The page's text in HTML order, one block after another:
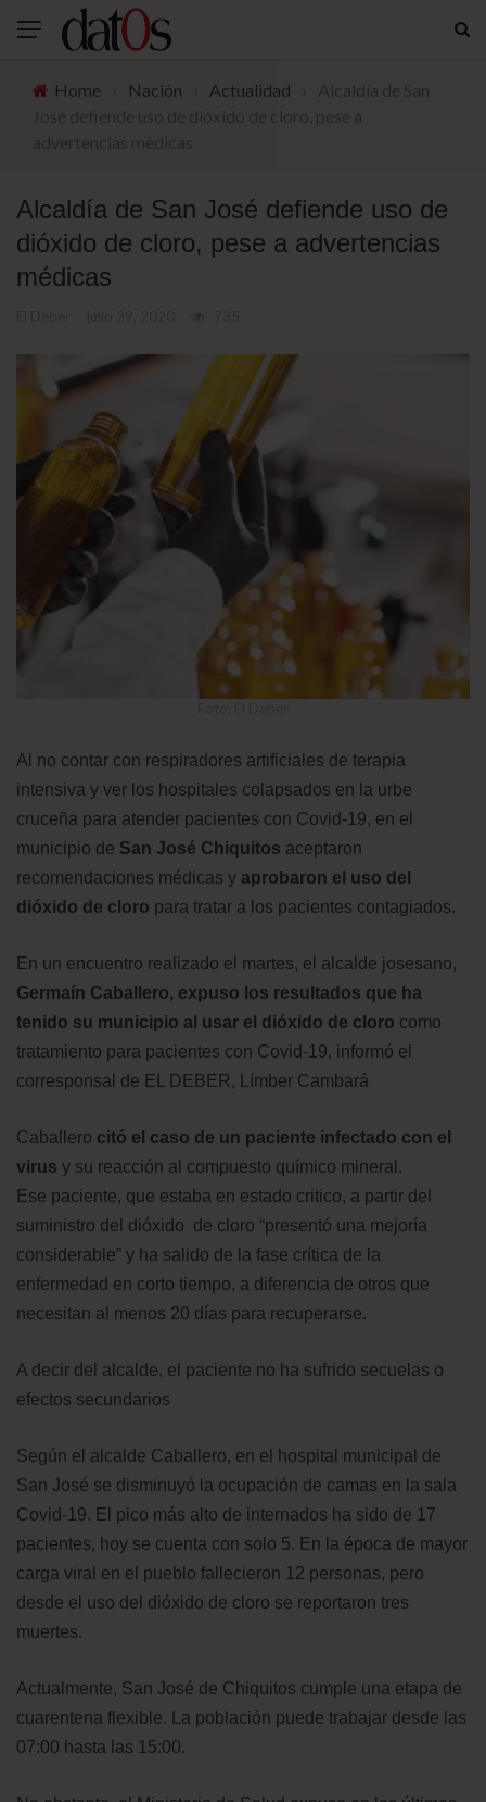
Home Nación Actualidad
Alcaldía de San José defiende uso de
dióxido de cloro, pese a advertencias
médicas
Al no contar con respiradores artificiales de terapia
intensiva y ver los hospitales colapsados en la urbe
cruceña para atender pacientes con Covid-19, en el
municipio de San José Chiquitos aceptaron
recomendaciones médicas y aprobaron el uso del
dióxido de cloro para tratar a los pacientes contagiados.
En un encuentro realizado el martes, el alcalde josesano,
Germaín Caballero, expuso los resultados que ha
tenido su municipio al usar el dióxido de cloro como
tratamiento para pacientes con Covid-19, informó el
corresponsal de EL DEBER, Límber Cambará
Caballero citó el caso de un paciente infectado con el
virus y su reacción al compuesto químico mineral.
Ese paciente, que estaba en estado critico, a partir del
suministro del dióxido de cloro “presentó una mejoría
considerable” y ha salido de la fase crítica de la
enfermedad en corto tiempo, a diferencia de otros que
necesitan al menos 20 días para recuperarse.
A decir del alcalde, el paciente no ha sufrido secuelas o
efectos secundarios
Según el alcalde Caballero, en el hospital municipal de
San José se disminuyó la ocupación de camas en la sala
Covid-19. El pico más alto de internados ha sido de 17
pacientes, hoy se cuenta con solo 5. En la época de mayor
carga viral en el pueblo fallecieron 12 personas, pero
desde el uso del dióxido de cloro se reportaron tres
muertes.
Actualmente, San José de Chiquitos cumple una etapa de
cuarentena flexible. La población puede trabajar desde las
07:00 hasta las 15:00.